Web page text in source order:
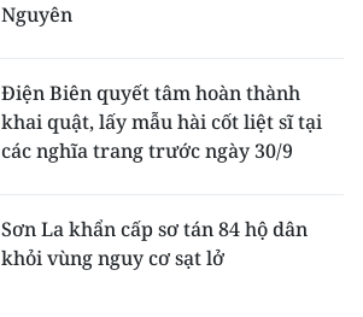
Nguyên
Điện Biên quyết tâm hoàn thành
khai quật, lấy mẫu hài cốt liệt sĩ tại
các nghĩa trang trước ngày 30/9
Sơn La khẩn cấp sơ tán 84 hộ dân
khỏi vùng nguy cơ sạt lở